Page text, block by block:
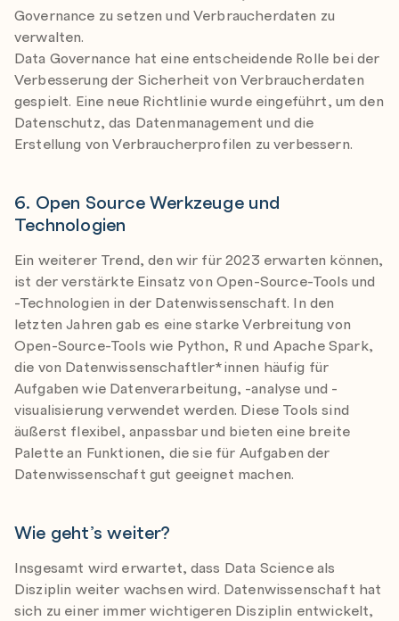
Governance zu setzen und Verbraucherdaten zu
verwalten.
Data Governance hat eine entscheidende Rolle bei der
Verbesserung der Sicherheit von Verbraucherdaten
gespielt. Eine neue Richtlinie wurde eingeführt, um den
Datenschutz, das Datenmanagement und die
Erstellung von Verbraucherprofilen zu verbessern.
6. Open Source Werkzeuge und
Technologien
Ein weiterer Trend, den wir für 2023 erwarten können,
ist der verstärkte Einsatz von Open-Source-Tools und
-Technologien in der Datenwissenschaft. In den
letzten Jahren gab es eine starke Verbreitung von
Open-Source-Tools wie Python, R und Apache Spark,
die von Datenwissenschaftler*innen häufig für
Aufgaben wie Datenverarbeitung, -analyse und -
visualisierung verwendet werden. Diese Tools sind
äußerst flexibel, anpassbar und bieten eine breite
Palette an Funktionen, die sie für Aufgaben der
Datenwissenschaft gut geeignet machen.
Wie geht’s weiter?
Insgesamt wird erwartet, dass Data Science als
Disziplin weiter wachsen wird. Datenwissenschaft hat
sich zu einer immer wichtigeren Disziplin entwickelt,